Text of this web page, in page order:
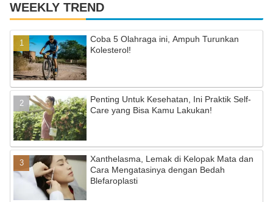
WEEKLY TREND
Coba 5 Olahraga ini, Ampuh Turunkan
Kolesterol!
Penting Untuk Kesehatan, Ini Praktik Self-
Care yang Bisa Kamu Lakukan!
Xanthelasma, Lemak di Kelopak Mata dan
Cara Mengatasinya dengan Bedah
Blefaroplasti